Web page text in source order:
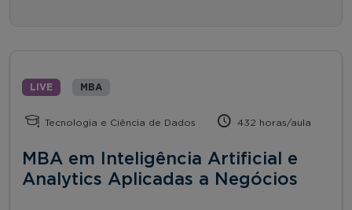
LIVE MBA
Tecnologia e Ciência de Dados 432 horas/aula
MBA em Inteligência Artificial e
Analytics Aplicadas a Negócios